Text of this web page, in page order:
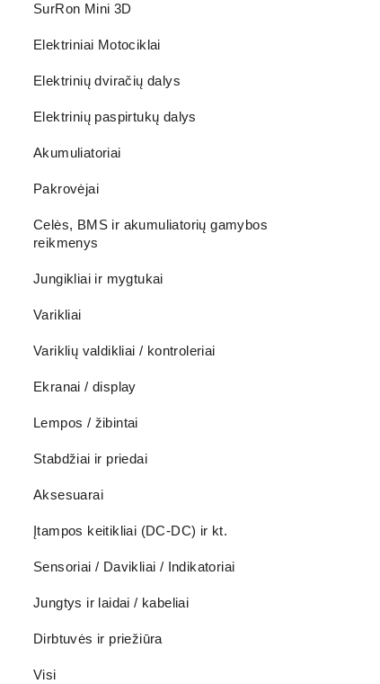
SurRon Mini 3D
Elektriniai Motociklai
Elektrinių dviračių dalys
Elektrinių paspirtukų dalys
Akumuliatoriai
Pakrovėjai
Celės, BMS ir akumuliatorių gamybos
reikmenys
Jungikliai ir mygtukai
Varikliai
Variklių valdikliai / kontroleriai
Ekranai / display
Lempos / žibintai
Stabdžiai ir priedai
Aksesuarai
Įtampos keitikliai (DC-DC) ir kt.
Sensoriai / Davikliai / Indikatoriai
Jungtys ir laidai / kabeliai
Dirbtuvės ir priežiūra
Visi